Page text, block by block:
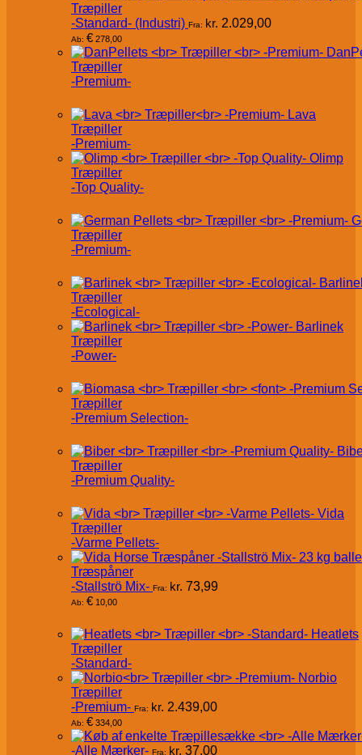
Træpiller
-Standard- (Industri) Fra: kr. 2.029,00
Ab: € 278,00
Træpiller
-Premium-
Lava
Træpiller
-Premium-
Olimp
Træpiller
-Top Quality-
Træpiller
-Premium-
Træpiller
-Ecological-
Barlinek
Træpiller
-Power-
Træpiller
-Premium Selection-
Træpiller
-Premium Quality-
Vida
Træpiller
-Varme Pellets-
Træspåner
-Stallströ Mix- Fra: kr. 73,99
Ab: € 10,00
Heatlets
Træpiller
-Standard-
Norbio
Træpiller
-Premium- Fra: kr. 2.439,00
Ab: € 334,00
-Alle Mærker- Fra: kr. 37,00